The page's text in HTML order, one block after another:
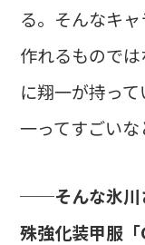
る。そんなキ
作れるもので
に翔一が持っ
一ってすごいな
──そんな氷川
殊強化装甲服